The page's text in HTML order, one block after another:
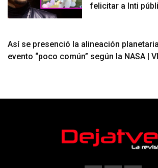
felicitar a Inti
Así se presenció la alineación
evento “poco común” según la NASA |